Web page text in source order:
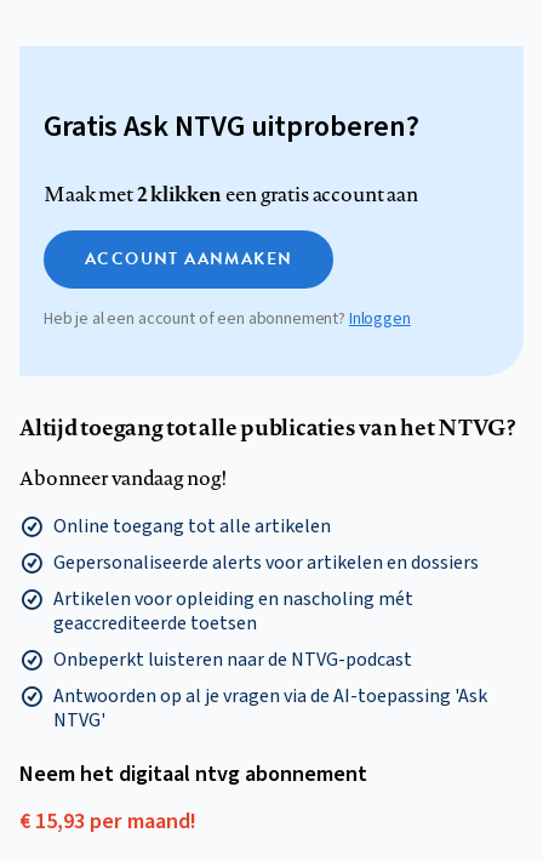
Gratis Ask NTVG uitproberen?
Maak met2 klikkeneen gratis account aan
ACCOUNT AANMAKEN
Heb je al een account of een abonnement?Inloggen
Altijd toegang tot alle publicaties van het NTVG?
Abonneer vandaag nog!
Online toegang tot alle artikelen
Gepersonaliseerde alerts voor artikelen en dossiers
Artikelen voor opleiding en nascholing mét
geaccrediteerde toetsen
Onbeperkt luisteren naar de NTVG-podcast
Antwoorden op al je vragen via de AI-toepassing 'Ask
NTVG'
Neem het digitaal ntvg abonnement
€ 15,93 per maand!